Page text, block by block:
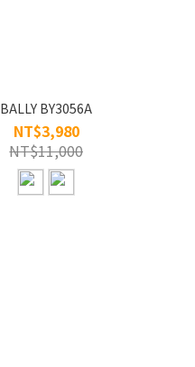
BALLY BY3056A
NT$3,980
NT$11,000